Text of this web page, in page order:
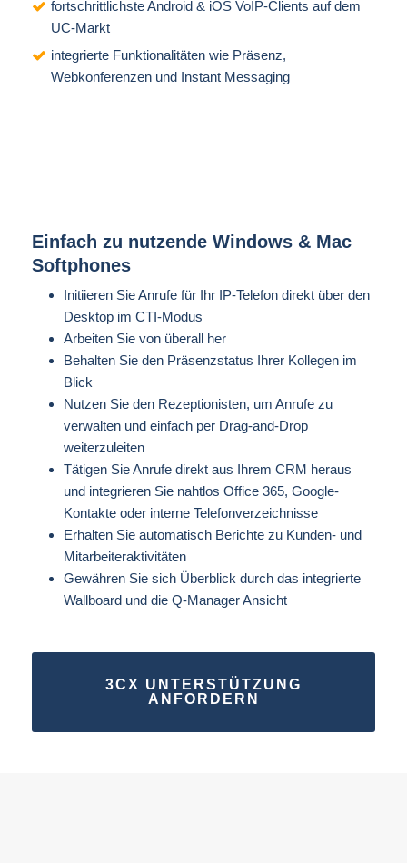
fortschrittlichste Android & iOS VoIP-Clients auf dem
UC-Markt
integrierte Funktionalitäten wie Präsenz,
Webkonferenzen und Instant Messaging
Einfach zu nutzende Windows & Mac
Softphones
Initiieren Sie Anrufe für Ihr IP-Telefon direkt über den
Desktop im CTI-Modus
Arbeiten Sie von überall her
Behalten Sie den Präsenzstatus Ihrer Kollegen im
Blick
Nutzen Sie den Rezeptionisten, um Anrufe zu
verwalten und einfach per Drag-and-Drop
weiterzuleiten
Tätigen Sie Anrufe direkt aus Ihrem CRM heraus
und integrieren Sie nahtlos Office 365, Google-
Kontakte oder interne Telefonverzeichnisse
Erhalten Sie automatisch Berichte zu Kunden- und
Mitarbeiteraktivitäten
Gewähren Sie sich Überblick durch das integrierte
Wallboard und die Q-Manager Ansicht
3CX UNTERSTÜTZUNG
ANFORDERN